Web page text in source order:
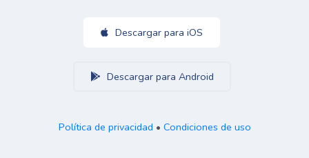
Descargar para iOS
Descargar para Android
Política de privacidad • Condiciones de uso